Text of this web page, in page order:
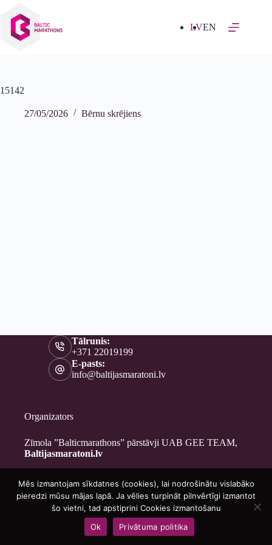
saturu
LVEN
15142
27/05/2026 Bērnu skrējiens
Tālrunis:
+371 22019199
E-pasts:
info@baltijasmaratoni.lv
Organizators
Zīmola ”Balticmarathons” pārstāvji UAB GEE TEAM,
Baltijasmaratoni.lv
Kontakti
Par mums
Brīvprātīgajiem
Privātuma politika
Copyright © 2026 - Baltijasmaratoni.lv
Mēs izmantojam sīkdatnes (cookies), lai nodrošinātu vislabāko
pieredzi mūsu mājas lapā. Ja vēlies turpināt pilnvērtīgi izmantot
šo vietni, tad apstiprini Cookies izmantošanu
Ok
Privātuma politika